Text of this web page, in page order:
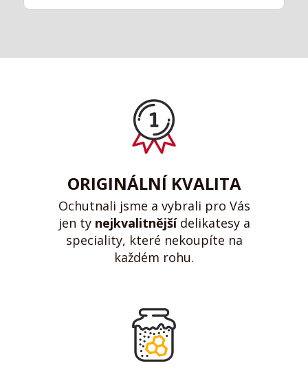
ORIGINÁLNÍ KVALITA
Ochutnali jsme a vybrali pro Vás
jen ty nejkvalitnějšídelikatesy a
speciality, které nekoupíte na
každém rohu.